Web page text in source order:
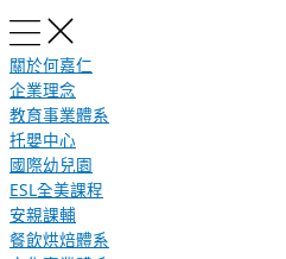
關於何嘉仁
企業理念
教育事業體系
托嬰中心
國際幼兒園
ESL全美課程
安親課輔
餐飲烘焙體系